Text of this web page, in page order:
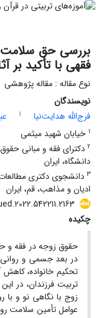
بررسی حق سلامت
فقهی با تأکید بر
نوع مقاله : مقاله پژوهشی
نویسندگان
فرج‌الله هدایت‌نیا
1
1 خیابان شهید میثمی
2 دکترای فقه و مبانی
دانشگاه، ایران
3 دانشجوی دکتری
ادیان و مذاهب، قم، ایران
چکیده
حقوق زوجه در فقه و
در بعد جسمی و روانی
تحکیم خانواده،
تربیت فرزندان، در
زوج با نگاهی نو و
عوامل تأمین سلامت